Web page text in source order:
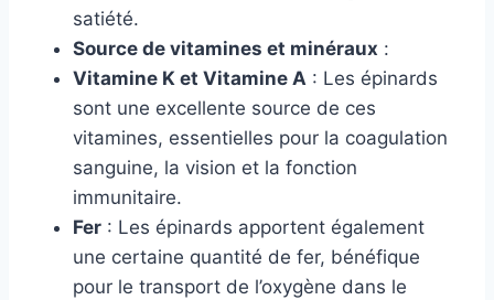
satiété.
Source de vitamines et minéraux :
Vitamine K et Vitamine A : Les épinards
sont une excellente source de ces
vitamines, essentielles pour la coagulation
sanguine, la vision et la fonction
immunitaire.
Fer : Les épinards apportent également
une certaine quantité de fer, bénéfique
pour le transport de l’oxygène dans le